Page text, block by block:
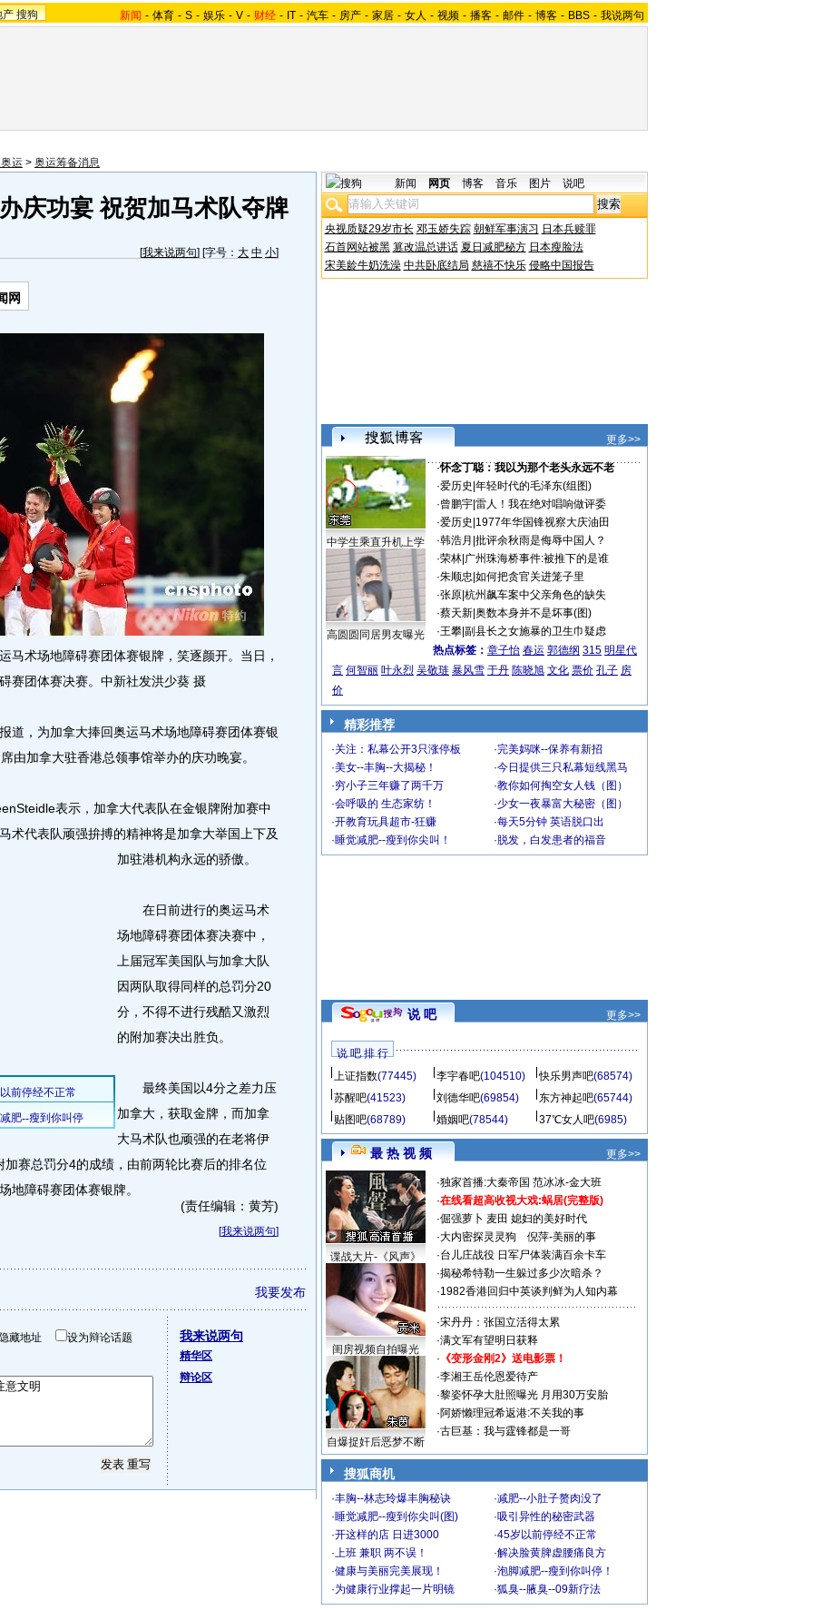
产 搜狗 新闻 - 体育 - S - 娱乐 - V - 财经 - IT - 汽车 - 房产 - 家居 - 女人 - 视频 - 播客 - 邮件 - 博客 - BBS - 我说两句
运 > 奥运筹备消息
庆功宴 祝贺加马术队夺牌
[我来说两句] [字号： 大 中 小]
网
术场地障碍赛团体赛银牌，笑逐颜开。当日，
赛团体赛决赛。中新社发洪少葵 摄
，为加拿大捧回奥运马术场地障碍赛团体赛银
由加拿大驻香港总领事馆举办的庆功晚宴。
表示，加拿大代表队在金银牌附加赛中
术代表队顽强拚搏的精神将是加拿大举国上下及
加驻港机构永远的骄傲。
在日前进行的奥运马术
场地障碍赛团体赛决赛中，
上届冠军美国队与加拿大队
因两队取得同样的总罚分20
分，不得不进行残酷又激烈
的附加赛决出胜负。
最终美国以4分之差力压
加拿大，获取金牌，而加拿
大马术队也顽强的在老将伊
赛总罚分4的成绩，由前两轮比赛后的排名位
地障碍赛团体赛银牌。
(责任编辑：黄芳)
[我来说两句]
我要发布
藏地址 设为辩论话题 我来说两句
精华区
辩论区
新闻 网页 博客 音乐 图片 说吧
央视质疑29岁市长 邓玉娇失踪 朝鲜军事演习 日本兵赎罪
石首网站被黑 篡改温总讲话 夏日减肥秘方 日本瘦脸法
宋美龄牛奶洗澡 中共卧底结局 慈禧不快乐 侵略中国报告
更多>>
中学生乘直升机上学
高圆圆同居男友曝光
·怀念丁聪：我以为那个老头永远不老
·爱历史 年轻时代的毛泽东(组图)
·曾鹏宇| 雷人！我在绝对唱响做评委
·爱历史 1977年华国锋视察大庆油田
·韩浩月 批评余秋雨是侮辱中国人？
·荣林| 广州珠海桥事件:被推下的是谁
·朱顺忠 如何把贪官关进笼子里
·张原| 杭州飙车案中父亲角色的缺失
·蔡天新| 奥数本身并不是坏事(图)
·王攀| 副县长之女施暴的卫生巾疑虑
热点标签： 章子怡 春运 郭德纲 315 明星代
言 何智丽 叶永烈 吴敬琏 暴风雪 于丹 陈晓旭 文化 票价 孔子 房
价
精彩推荐
·关注：私幕公开3只涨停板 ·完美妈咪--保养有新招
·美女--丰胸--大揭秘！ ·今日提供三只私幕短线黑马
·穷小子三年赚了两千万 ·教你如何掏空女人钱（图）
·会呼吸的 生态家纺！ ·少女一夜暴富大秘密（图）
·开教育玩具超市-狂赚 ·每天5分钟 英语脱口出
·睡觉减肥--瘦到你尖叫！ · 脱发，白发患者的福音
说 吧 更多>>
说 吧 排 行
上证指数(77445) 李宇春吧(104510) 快乐男声吧(68574)
苏醒吧(41523) 刘德华吧(69854) 东方神起吧(65744)
贴图吧(68789) 婚姻吧(78544) 37℃女人吧(6985)
最 热 视 频 更多>>
谍战大片-《风声》
闺房视频自拍曝光
自爆捉奸后恶梦不断
·独家首播:大秦帝国 范冰冰-金大班
·在线看超高收视大戏:蜗居(完整版)
·倔强萝卜 麦田 媳妇的美好时代
·大内密探灵灵狗
倪萍-美丽的事
·台儿庄战役 日军尸体装满百余卡车
·揭秘希特勒一生躲过多少次暗杀？
·1982香港回归中英谈判鲜为人知内幕
·宋丹丹：张国立活得太累
·满文军有望明日获释
· 《变形金刚2》送电影票！
·李湘王岳伦恩爱待产
·黎姿怀孕大肚照曝光 月用30万安胎
·阿娇懒理冠希返港:不关我的事
·古巨基：我与霆锋都是一哥
搜狐商机
·丰胸--林志玲爆丰胸秘诀 ·减肥--小肚子赘肉没了
·睡觉减肥--瘦到你尖叫(图) ·吸引异性的秘密武器
·开这样的店 日进3000 ·45岁以前停经不正常
·上班 兼职 两不误！ ·解决脸黄脾虚腰痛良方
·健康与美丽完美展现！ ·泡脚减肥--瘦到你叫停！
·为健康行业撑起一片明镜 ·狐臭--腋臭--09新疗法